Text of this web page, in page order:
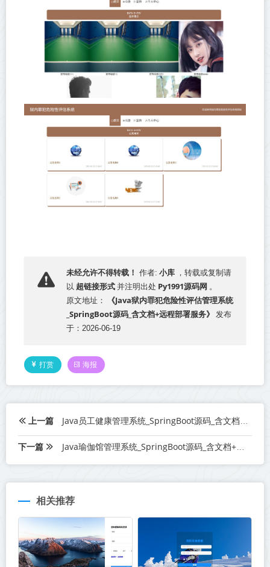
未经允许不得转载！ 作者: 小库 ，转载或复制请
以 超链接形式 并注明出处 Py1991源码网 。
原文地址：
《Java狱内罪犯危险性评估管理系统
_SpringBoot源码_含文档+远程部署服务》
发布
于：2026-06-19
打赏 海报
上一篇 Java员工健康管理系统_SpringBoot源码_含文档+远程部署服务
下一篇 Java瑜伽馆管理系统_SpringBoot源码_含文档+远程部署服务
相关推荐